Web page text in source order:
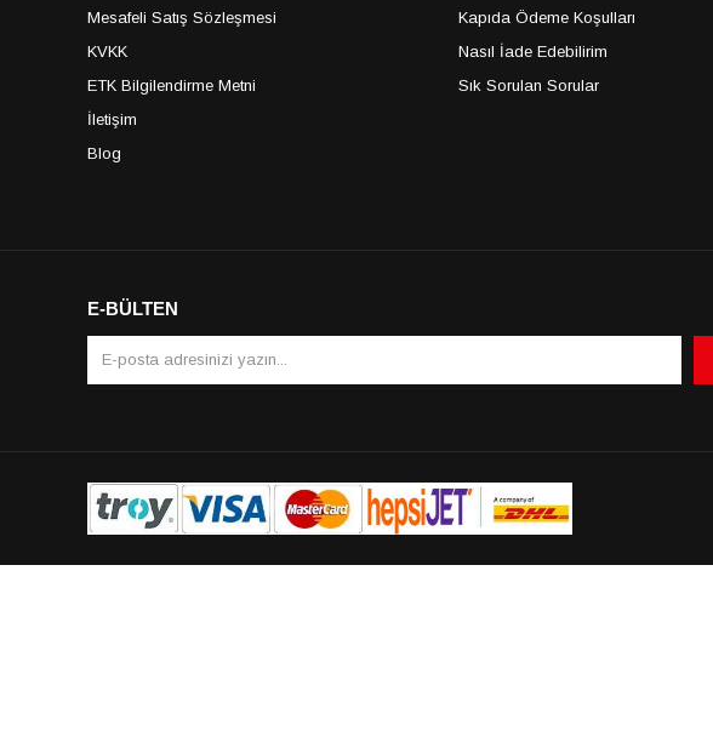
Mesafeli Satış Sözleşmesi
KVKK
ETK Bilgilendirme Metni
İletişim
Blog
Kapıda Ödeme Koşulları
Nasıl İade Edebilirim
Sık Sorulan Sorular
E-BÜLTEN